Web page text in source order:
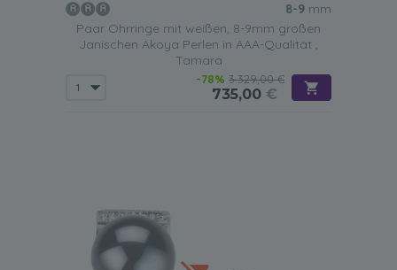
8-9 mm
Paar Ohrringe mit weißen, 8-9mm großen
Janischen Akoya Perlen in AAA-Qualität ,
Tamara
-78% 3.329,00 €
735,00 €